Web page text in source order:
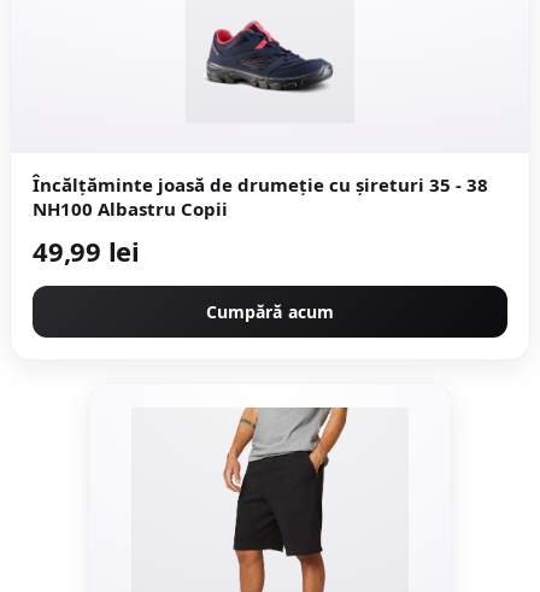
Încălțăminte joasă de drumeție cu șireturi 35 - 38
NH100 Albastru Copii
49,99 lei
Cumpără acum